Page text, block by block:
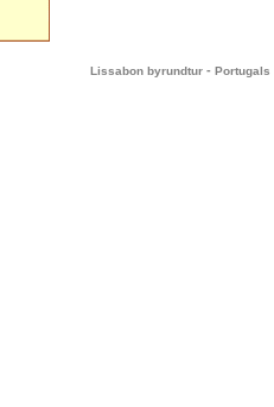
Lissabon byrundtur - Portugals